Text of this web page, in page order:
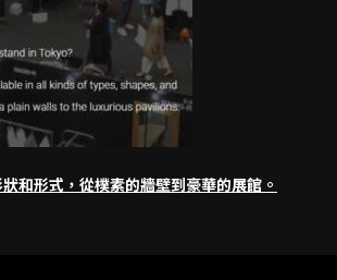
和形式，從樸素的牆壁到豪華的展館。